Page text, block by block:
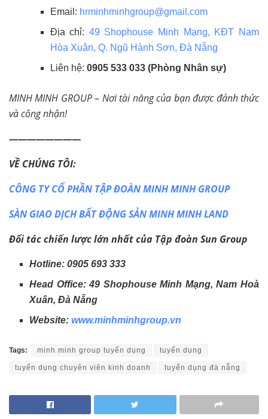
Email: hrminhminhgroup@gmail.com
Địa chỉ: 49 Shophouse Minh Mạng, KĐT Nam
Hòa Xuân, Q. Ngũ Hành Sơn, Đà Nẵng
Liên hệ: 0905 533 033 (Phòng Nhân sự)
MINH MINH GROUP – Nơi tài năng của bạn được đánh thức
và công nhận!
————————
VỀ CHÚNG TÔI:
CÔNG TY CỔ PHẦN TẬP ĐOÀN MINH MINH GROUP
SÀN GIAO DỊCH BẤT ĐỘNG SẢN MINH MINH LAND
Đối tác chiến lược lớn nhất của Tập đoàn Sun Group
Hotline: 0905 693 333
Head Office: 49 Shophouse Minh Mạng, Nam Hoà
Xuân, Đà Nẵng
Website:www.minhminhgroup.vn
Tags: minh minh group tuyển dụng tuyển dụng
tuyển dụng chuyên viên kinh doanh tuyển dụng đà nẵng